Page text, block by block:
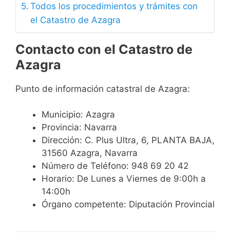
Todos los procedimientos y trámites con
el Catastro de Azagra
Contacto con el Catastro de
Azagra
Punto de información catastral de Azagra:
Municipio: Azagra
Provincia: Navarra
Dirección: C. Plus Ultra, 6, PLANTA BAJA,
31560 Azagra, Navarra
Número de Teléfono: 948 69 20 42
Horario: De Lunes a Viernes de 9:00h a
14:00h
Órgano competente: Diputación Provincial